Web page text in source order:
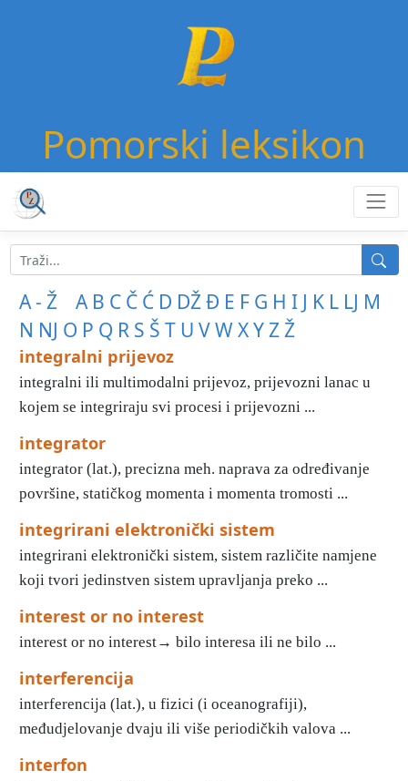
Pomorski leksikon
A - Ž A B C Č Ć D DŽĐ E F G H I J K L LJ M
N NJ O P Q R S Š T U VWXYZŽ
integralni prijevoz
integralni ili multimodalni prijevoz, prijevozni lanac u
kojem se integriraju svi procesi i prijevozni ...
integrator
integrator (lat.), precizna meh. naprava za određivanje
površine, statičkog momenta i momenta tromosti ...
integrirani elektronički sistem
integrirani elektronički sistem, sistem različite namjene
koji tvori jedinstven sistem upravljanja preko ...
interest or no interest
interest or no interest→ bilo interesa ili ne bilo ...
interferencija
interferencija (lat.), u fizici (i oceanografiji),
međudjelovanje dvaju ili više periodičkih valova ...
interfon